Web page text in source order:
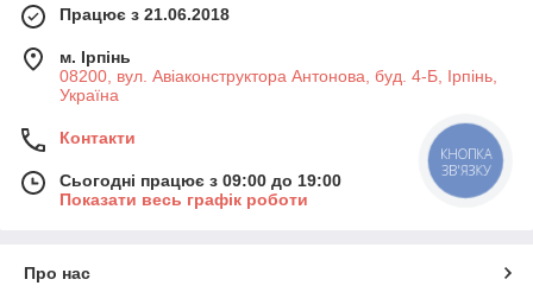
Працює з 21.06.2018
м. Ірпінь
08200, вул. Авіаконструктора Антонова, буд. 4-Б, Ірпінь,
Україна
Контакти
Сьогодні працює з 09:00 до 19:00
Показати весь графік роботи
Про нас
КНОПКА
ЗВ'ЯЗКУ